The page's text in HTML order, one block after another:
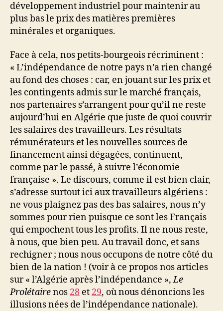
développement industriel pour maintenir au
plus bas le prix des matières premières
minérales et organiques.
Face à cela, nos petits-bourgeois récriminent :
« L’indépendance de notre pays n’a rien changé
au fond des choses : car, en jouant sur les prix et
les contingents admis sur le marché français,
nos partenaires s’arrangent pour qu’il ne reste
aujourd’hui en Algérie que juste de quoi couvrir
les salaires des travailleurs. Les résultats
rémunérateurs et les nouvelles sources de
financement ainsi dégagées, continuent,
comme par le passé, à suivre l’économie
française ». Le discours, comme il est bien clair,
s’adresse surtout ici aux travailleurs algériens :
ne vous plaignez pas des bas salaires, nous n’y
sommes pour rien puisque ce sont les Français
qui empochent tous les profits. Il ne nous reste,
à nous, que bien peu. Au travail donc, et sans
rechigner ; nous nous occupons de notre côté du
bien de la nation ! (voir à ce propos nos articles
sur « l’Algérie après l’indépendance »,Le
Prolétairenos 28 et 29, où nous dénoncions les
illusions nées de l’indépendance nationale).